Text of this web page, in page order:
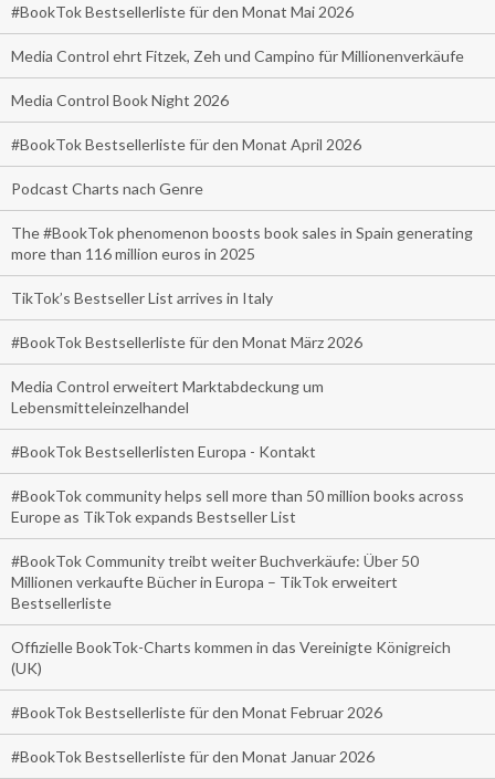
#BookTok Bestsellerliste für den Monat Mai 2026
Media Control ehrt Fitzek, Zeh und Campino für Millionenverkäufe
Media Control Book Night 2026
#BookTok Bestsellerliste für den Monat April 2026
Podcast Charts nach Genre
The #BookTok phenomenon boosts book sales in Spain generating
more than 116 million euros in 2025
TikTok’s Bestseller List arrives in Italy
#BookTok Bestsellerliste für den Monat März 2026
Media Control erweitert Marktabdeckung um
Lebensmitteleinzelhandel
#BookTok Bestsellerlisten Europa - Kontakt
#BookTok community helps sell more than 50 million books across
Europe as TikTok expands Bestseller List
#BookTok Community treibt weiter Buchverkäufe: Über 50
Millionen verkaufte Bücher in Europa – TikTok erweitert
Bestsellerliste
Offizielle BookTok-Charts kommen in das Vereinigte Königreich
(UK)
#BookTok Bestsellerliste für den Monat Februar 2026
#BookTok Bestsellerliste für den Monat Januar 2026